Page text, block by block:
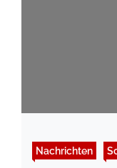
Nachrichten